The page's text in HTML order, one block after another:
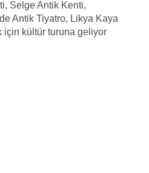
Selge Antik Kenti,
Antik Tiyatro, Likya Kaya
için kültür turuna geliyor